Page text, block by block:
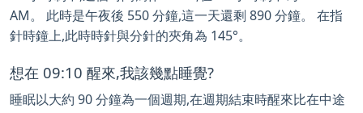
AM。 此時是午夜後 550 分鐘,這一天還剩 890 分鐘。 在指
針時鐘上,此時時針與分針的夾角為 145°。
想在 09:10 醒來,我該幾點睡覺?
睡眠以大約 90 分鐘為一個週期,在週期結束時醒來比在中途